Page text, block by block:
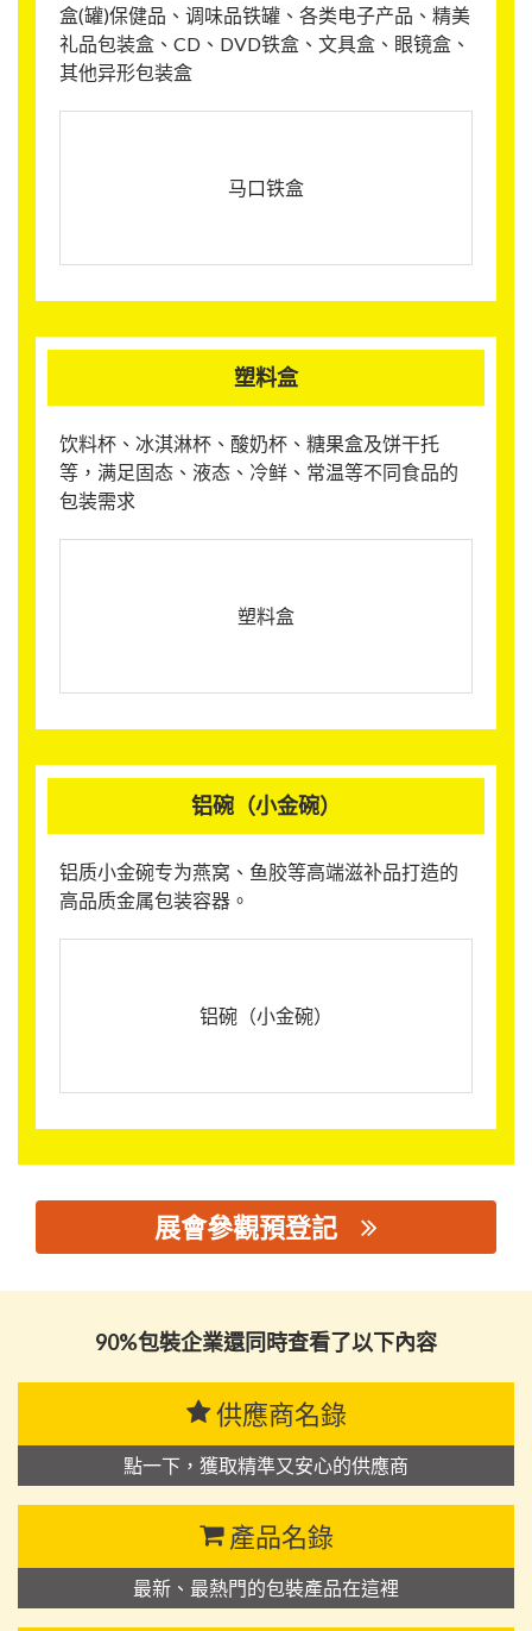
盒(罐)保健品、调味品铁罐、各类电子产品、精美
礼品包装盒、CD、DVD铁盒、文具盒、眼镜盒、
其他异形包装盒
马口铁盒
塑料盒
饮料杯、冰淇淋杯、酸奶杯、糖果盒及饼干托
等，满足固态、液态、冷鲜、常温等不同食品的
包装需求
塑料盒
铝碗（小金碗）
铝质小金碗专为燕窝、鱼胶等高端滋补品打造的
高品质金属包装容器。
铝碗（小金碗）
展會參觀預登記
90%包裝企業還同時查看了以下內容
供應商名錄
點一下，獲取精準又安心的供應商
產品名錄
最新、最熱門的包裝產品在這裡